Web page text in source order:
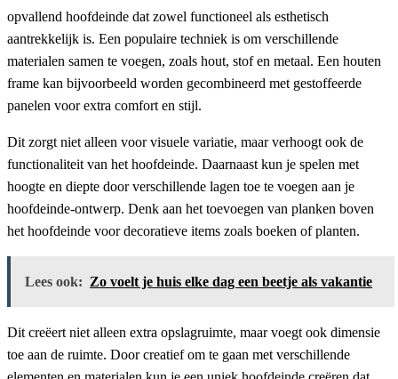
opvallend hoofdeinde dat zowel functioneel als esthetisch
aantrekkelijk is. Een populaire techniek is om verschillende
materialen samen te voegen, zoals hout, stof en metaal. Een houten
frame kan bijvoorbeeld worden gecombineerd met gestoffeerde
panelen voor extra comfort en stijl.
Dit zorgt niet alleen voor visuele variatie, maar verhoogt ook de
functionaliteit van het hoofdeinde. Daarnaast kun je spelen met
hoogte en diepte door verschillende lagen toe te voegen aan je
hoofdeinde-ontwerp. Denk aan het toevoegen van planken boven
het hoofdeinde voor decoratieve items zoals boeken of planten.
Lees ook: Zo voelt je huis elke dag een beetje als vakantie
Dit creëert niet alleen extra opslagruimte, maar voegt ook dimensie
toe aan de ruimte. Door creatief om te gaan met verschillende